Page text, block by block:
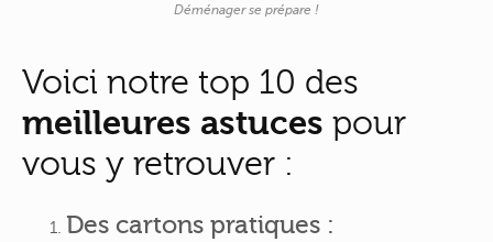
Déménager se prépare !
Voici notre top 10 des
meilleures astuces pour
vous y retrouver :
Des cartons pratiques :